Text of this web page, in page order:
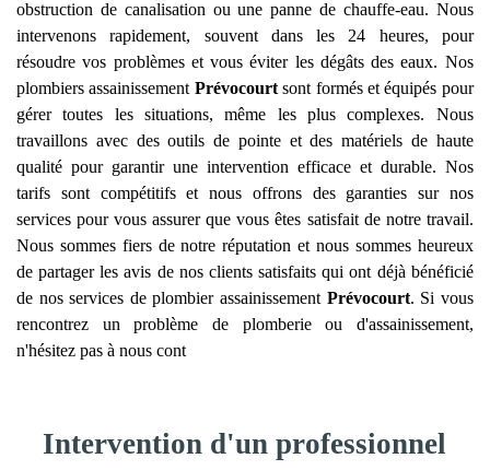
obstruction de canalisation ou une panne de chauffe-eau. Nous
intervenons rapidement, souvent dans les 24 heures, pour
résoudre vos problèmes et vous éviter les dégâts des eaux. Nos
plombiers assainissement Prévocourtsont formés et équipés pour
gérer toutes les situations, même les plus complexes. Nous
travaillons avec des outils de pointe et des matériels de haute
qualité pour garantir une intervention efficace et durable. Nos
tarifs sont compétitifs et nous offrons des garanties sur nos
services pour vous assurer que vous êtes satisfait de notre travail.
Nous sommes fiers de notre réputation et nous sommes heureux
de partager les avis de nos clients satisfaits qui ont déjà bénéficié
de nos services de plombier assainissement Prévocourt. Si vous
rencontrez un problème de plomberie ou d'assainissement,
n'hésitez pas à nous cont
Intervention d'un professionnel